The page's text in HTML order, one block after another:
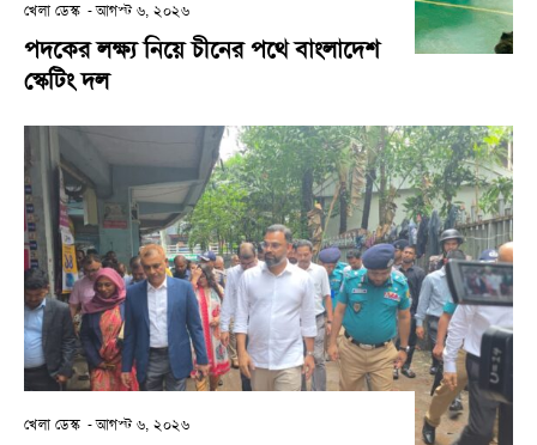
খেলা ডেস্ক -আগস্ট ৬, ২০২৬
পদকের লক্ষ্য নিয়ে চীনের পথে বাংলাদেশ
স্কেটিং দল
খেলা ডেস্ক -আগস্ট ৬, ২০২৬